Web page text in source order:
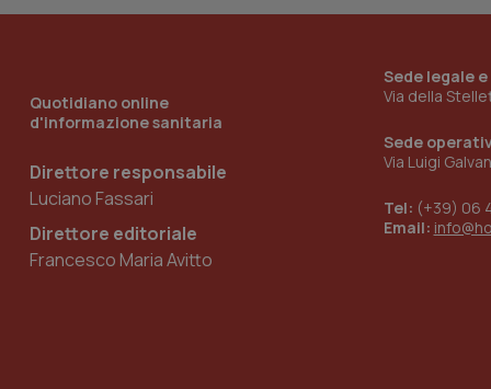
Quotidiano online
d'informazione sanitaria
Direttore responsabile
Luciano Fassari
Direttore editoriale
Francesco Maria Avitto
Sede legale
Via della
Sede
Via Luigi
Tel: (+39) 06
Email:
Nome
Nome